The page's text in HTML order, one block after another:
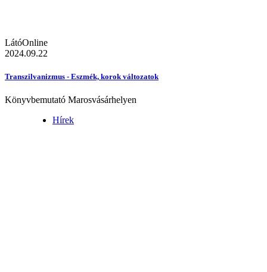
LátóOnline
2024.09.22
Transzilvanizmus - Eszmék, korok változatok
Könyvbemutató Marosvásárhelyen
Hírek